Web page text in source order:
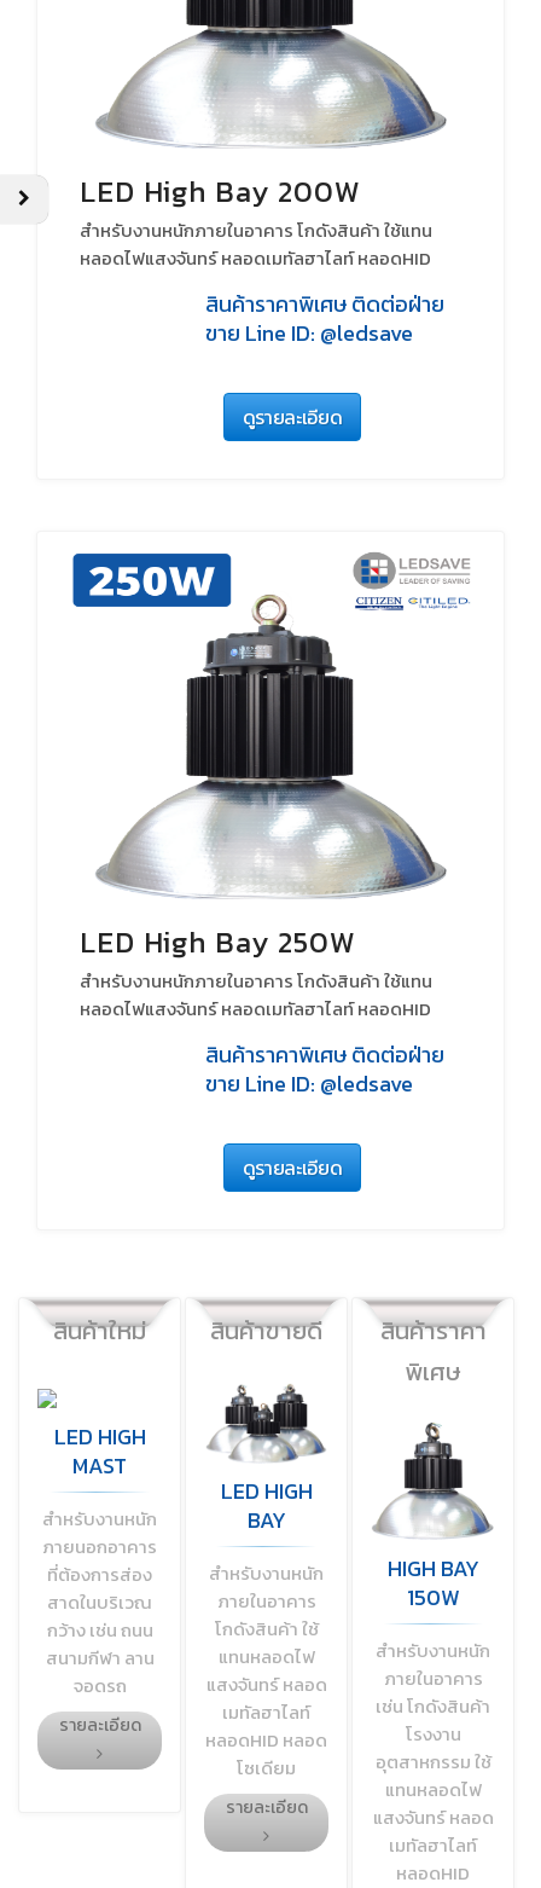
LED High Bay 200W
สำหรับงานหนักภายในอาคาร โกดังสินค้า ใช้แทน
หลอดไฟแสงจันทร์ หลอดเมทัลฮาไลท์ หลอดHID
สินค้าราคาพิเศษ ติดต่อฝ่าย
ขาย Line ID: @ledsave
ดูรายละเอียด
LED High Bay 250W
สำหรับงานหนักภายในอาคาร โกดังสินค้า ใช้แทน
หลอดไฟแสงจันทร์ หลอดเมทัลฮาไลท์ หลอดHID
สินค้าราคาพิเศษ ติดต่อฝ่าย
ขาย Line ID: @ledsave
ดูรายละเอียด
สินค้าใหม่
LED HIGH
MAST
สำหรับงานหนัก
ภายนอกอาคาร
ที่ต้องการส่อง
สาดในบริเวณ
กว้าง เช่น ถนน
สนามกีฬา ลาน
จอดรถ
รายละเอียด
สินค้าขายดี
LED HIGH
BAY
สำหรับงานหนัก
ภายในอาคาร
โกดังสินค้า ใช้
แทนหลอดไฟ
แสงจันทร์ หลอด
เมทัลฮาไลท์
หลอดHID หลอด
โซเดียม
รายละเอียด
สินค้าราคา
พิเศษ
HIGH BAY
150W
สำหรับงานหนัก
ภายในอาคาร
เช่น โกดังสินค้า
โรงงาน
อุตสาหกรรม ใช้
แทนหลอดไฟ
แสงจันทร์ หลอด
เมทัลฮาไลท์
หลอดHID